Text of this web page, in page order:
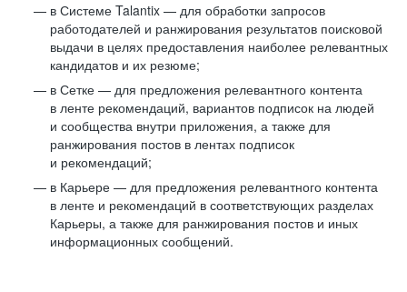
в Системе Talantix — для обработки запросов
работодателей и ранжирования результатов поисковой
выдачи в целях предоставления наиболее релевантных
кандидатов и их резюме;
в Сетке — для предложения релевантного контента
в ленте рекомендаций, вариантов подписок на людей
и сообщества внутри приложения, а также для
ранжирования постов в лентах подписок
и рекомендаций;
в Карьере — для предложения релевантного контента
в ленте и рекомендаций в соответствующих разделах
Карьеры, а также для ранжирования постов и иных
информационных сообщений.